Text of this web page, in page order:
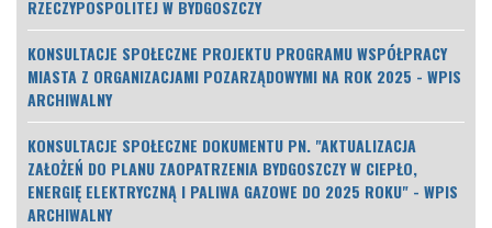
RZECZYPOSPOLITEJ W BYDGOSZCZY
KONSULTACJE SPOŁECZNE PROJEKTU PROGRAMU WSPÓŁPRACY
MIASTA Z ORGANIZACJAMI POZARZĄDOWYMI NA ROK 2025 - WPIS
ARCHIWALNY
KONSULTACJE SPOŁECZNE DOKUMENTU PN. "AKTUALIZACJA
ZAŁOŻEŃ DO PLANU ZAOPATRZENIA BYDGOSZCZY W CIEPŁO,
ENERGIĘ ELEKTRYCZNĄ I PALIWA GAZOWE DO 2025 ROKU" - WPIS
ARCHIWALNY